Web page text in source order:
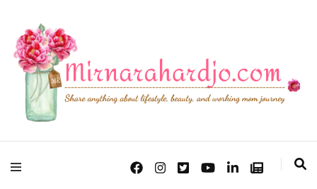
Mirna Rahardjo
Lifestyle, Beauty & Working Mom Journey